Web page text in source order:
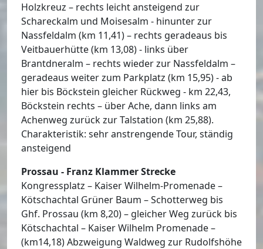
Holzkreuz – rechts leicht ansteigend zur
Schareckalm und Moisesalm - hinunter zur
Nassfeldalm (km 11,41) – rechts geradeaus bis
Veitbauerhütte (km 13,08) - links über
Brantdneralm – rechts wieder zur Nassfeldalm –
geradeaus weiter zum Parkplatz (km 15,95) - ab
hier bis Böckstein gleicher Rückweg - km 22,43,
Böckstein rechts – über Ache, dann links am
Achenweg zurück zur Talstation (km 25,88).
Charakteristik: sehr anstrengende Tour, ständig
ansteigend
Prossau - Franz Klammer Strecke
Kongressplatz – Kaiser Wilhelm-Promenade –
Kötschachtal Grüner Baum – Schotterweg bis
Ghf. Prossau (km 8,20) – gleicher Weg zurück bis
Kötschachtal – Kaiser Wilhelm Promenade –
(km14,18) Abzweigung Waldweg zur Rudolfshöhe